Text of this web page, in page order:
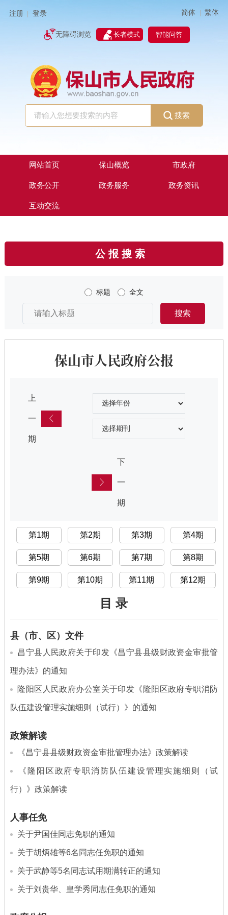
注册 登录 简体 | 繁体
无障碍浏览 长者模式 智能问答
搜索
网站首页 保山概览 市政府
政务公开 政务服务 政务资讯
互动交流
公 报 搜 索
标题 全文
搜索
保山市人民政府公报
上
一
期
下
一
期
第1期 第2期 第3期 第4期
第5期 第6期 第7期 第8期
第9期 第10期 第11期 第12期
目 录
县（市、区）文件
昌宁县人民政府关于印发《昌宁县县级财政资金审批管
理办法》的通知
隆阳区人民政府办公室关于印发《隆阳区政府专职消防
队伍建设管理实施细则（试行）》的通知
政策解读
《昌宁县县级财政资金审批管理办法》政策解读
《隆阳区政府专职消防队伍建设管理实施细则（试
行）》政策解读
人事任免
关于尹国佳同志免职的通知
关于胡炳雄等6名同志任免职的通知
关于武静等5名同志试用期满转正的通知
关于刘贵华、皇学秀同志任免职的通知